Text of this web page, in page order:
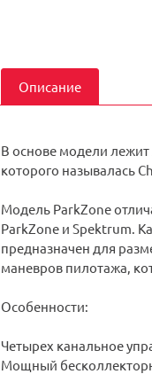
Описание
В основе модели
которого называлась
Модель ParkZone
ParkZone и Spektrum.
предназначен для
маневров пилотажа,
Особенности:
Четырех канальное
Мощный